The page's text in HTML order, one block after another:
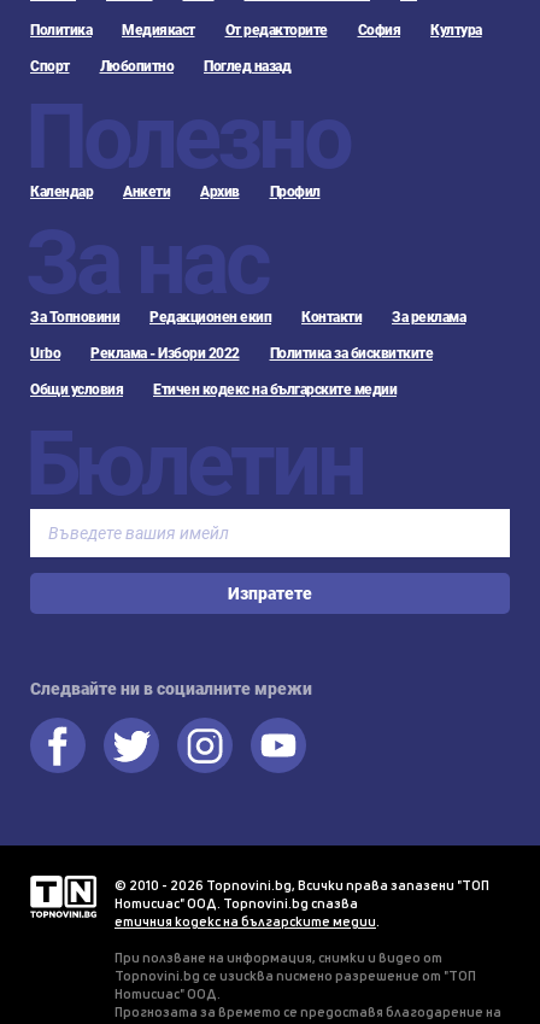
Политика Медиякаст От редакторите София Култура
Спорт Любопитно Поглед назад
Полезно
Календар Анкети Архив Профил
За нас
За Топновини Редакционен екип Контакти За реклама
Urbo Реклама - Избори 2022 Политика за бисквитките
Общи условия Етичен кодекс на българските медии
Бюлетин
Изпратете
Следвайте ни в социалните мрежи
© 2010 - 2026 Topnovini.bg, Всички права запазени "ТОП
Нотисиас" ООД. Topnovini.bg спазва
етичния кодекс на българските медии.
При ползване на информация, снимки и видео от
Topnovini.bg се изисква писмено разрешение от "ТОП
Нотисиас" ООД.
Прогнозата за времето се предоставя благодарение на